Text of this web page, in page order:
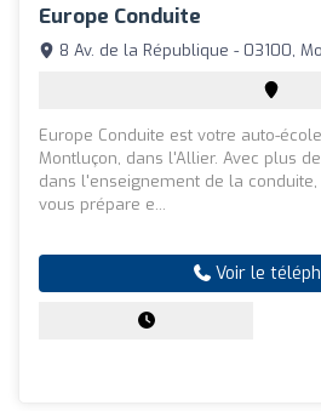
Europe Conduite
8 Av. de la République - 03100,
Europe Conduite est votre auto-
Montluçon, dans l'Allier. Avec plus
dans l'enseignement de la
vous prépare e...
Voir le